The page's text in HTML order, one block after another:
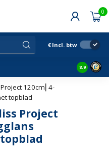
0
€ Incl. btw
Snelle
8.9
120cm⎢4-
topblad
Project